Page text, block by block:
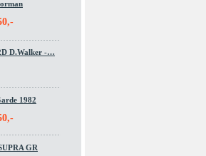
D.Walker -…
1982
GR